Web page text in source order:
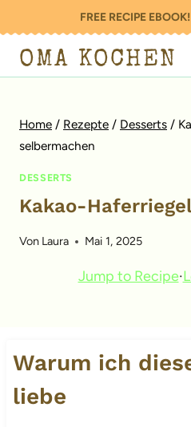
Inhalt
springen
FREE RECIPE EBOOK!
OMA KOCHEN
Home / Rezepte / Desserts /
selbermachen
DESSERTS
Kakao-
Von Laura Mai 1, 2025
Jump to Recipe·
Warum ich
liebe